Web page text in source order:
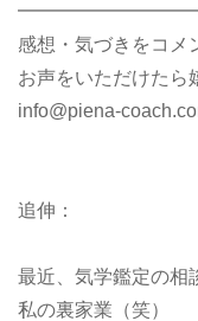
感想・気づきをコメ
お声をいただけたら
info@piena-
追伸：
最近、気学鑑定の相
私の裏家業（笑）